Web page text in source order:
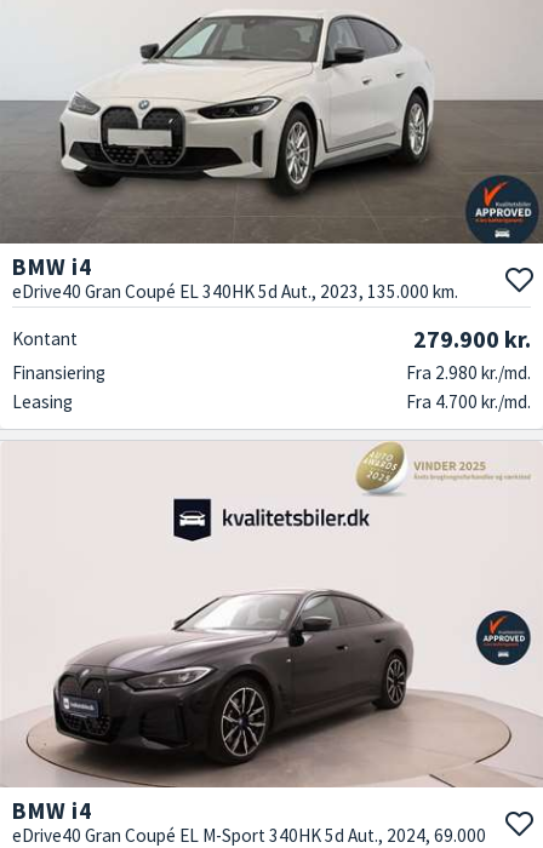
BMW i4
eDrive40 Gran Coupé EL 340HK 5d Aut., 2023, 135.000 km.
Kontant 279.900 kr.
Finansiering
Fra 2.980 kr./md.
Leasing
Fra 4.700 kr./md.
BMW i4
eDrive40 Gran Coupé EL M-Sport 340HK 5d Aut., 2024, 69.000